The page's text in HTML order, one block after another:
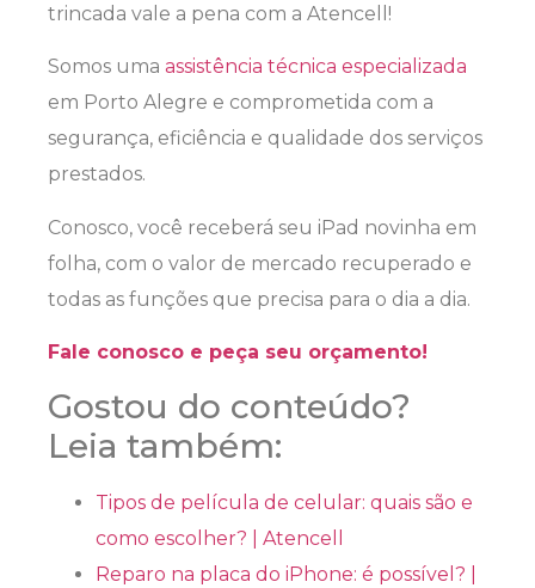
trincada vale a pena com a Atencell!
Somos uma assistência técnica especializada
em Porto Alegre e comprometida com a
segurança, eficiência e qualidade dos serviços
prestados.
Conosco, você receberá seu iPad novinha em
folha, com o valor de mercado recuperado e
todas as funções que precisa para o dia a dia.
Fale conosco e peça seu orçamento!
Gostou do conteúdo?
Leia também:
Tipos de película de celular: quais são e
como escolher? | Atencell
Reparo na placa do iPhone: é possível? |